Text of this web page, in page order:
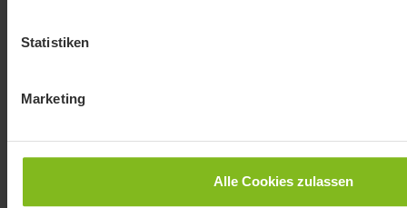
Statistiken
Marketing
Alle Cookies zulassen
Monatszahler regelmäßige Vorsteuerbeträge gut